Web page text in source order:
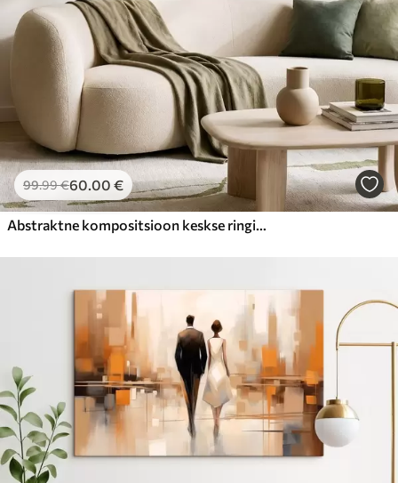
99.99€60.00 €
Abstraktne kompositsioon keskse ringiga